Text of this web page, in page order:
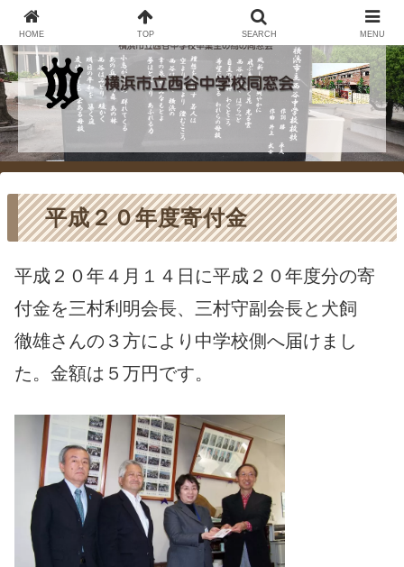
平成２０年度寄付金
平成２０年４月１４日に平成２０年度分の寄
付金を三村利明会長、三村守副会長と犬飼
徹雄さんの３方により中学校側へ届けまし
た。金額は５万円です。
HOME TOP SEARCH MENU